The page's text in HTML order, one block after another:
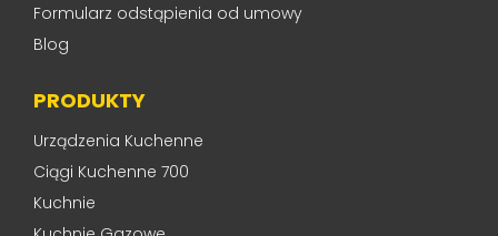
Formularz odstąpienia od umowy
Blog
PRODUKTY
Urządzenia Kuchenne
Ciągi Kuchenne 700
Kuchnie